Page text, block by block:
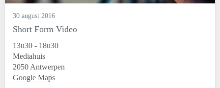
30 august 2016
Short Form Video
13u30 - 18u30
Mediahuis
2050 Antwerpen
Google Maps